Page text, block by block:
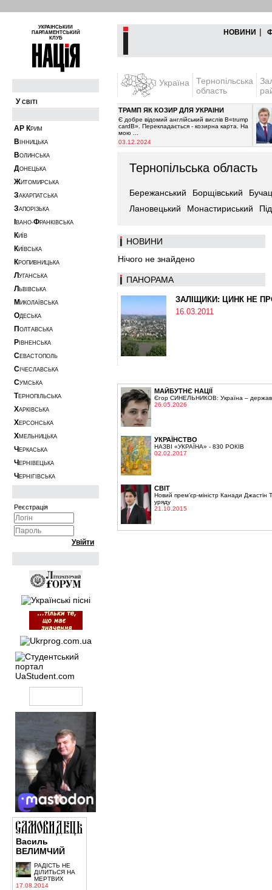
УКРАЇНСЬКИЙ
ПАРЛАМЕНТСЬКИЙ
КЛУБ
НОВИНИ |
У СВІТІ
АР КРИМ
В ІННИЦЬКА
ВОЛИНСЬКА
ДОНЕЦЬКА
ЖИТОМИРСЬКА
ЗАКАРПАТСЬКА
ЗАПОРІЗЬКА
ВАНО-ФРАНКІВСЬКА
КИЇВ
КИЇВСЬКА
КРОПИВНИЦЬКА
Л УГАНСЬКА
Л ЬВІВСЬКА
М ИКОЛАЇВСЬКА
ОДЕСЬКА
П ОЛТАВСЬКА
Р ІВНЕНСЬКА
СЕВАСТОПОЛЬ
С ІЧЕСЛАВСЬКА
СУМСЬКА
ТЕРНОПІЛЬСЬКА
ХАРКІВСЬКА
ХЕРСОНСЬКА
ХМЕЛЬНИЦЬКА
Ч ЕРКАСЬКА
Ч ЕРНІВЕЦЬКА
Ч ЕРНІГІВСЬКА
Реєстрація
Василь
ВЕЛИМЧИЙ
РАДІСТЬ НЕ
ДІЛИТЬСЯ НА
МЕРТВИХ
17.08.2014
Україна
Тернопільська
область
з 2021-го
ТРАМП ЯК КОЗИР ДЛЯ УКРАЇНИ
Є добре відомий англійський вислів В«trump
cardВ». Перекладається - козирна карта. На
мою ...
03.12.2024
Тернопільська область
Бережанський Борщівський
Лановецький
Монастириський
НОВИНИ
Нічого не знайдено
ПАНОРАМА
ЗАЛІЩИКИ: ЦИНК НЕ
16.03.2011
МАЙБУТНЄ НАЦІЇ
Єгор СИНЕЛЬНИКОВ: Україна –
26.05.2026
УКРАЇНСТВО
НАЗВІ «УКРАЇНА» - 830 РОКІВ
02.02.2017
СВІТ
Новий прем’єр-міністр Канади Джастін
уряду
21.10.2015